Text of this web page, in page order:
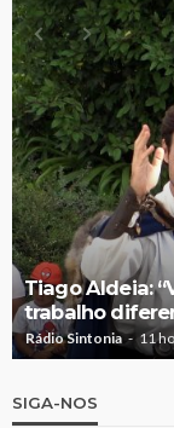
Tiago Aldeia:
trabalho
Rádio Sintonia 11
SIGA-NOS